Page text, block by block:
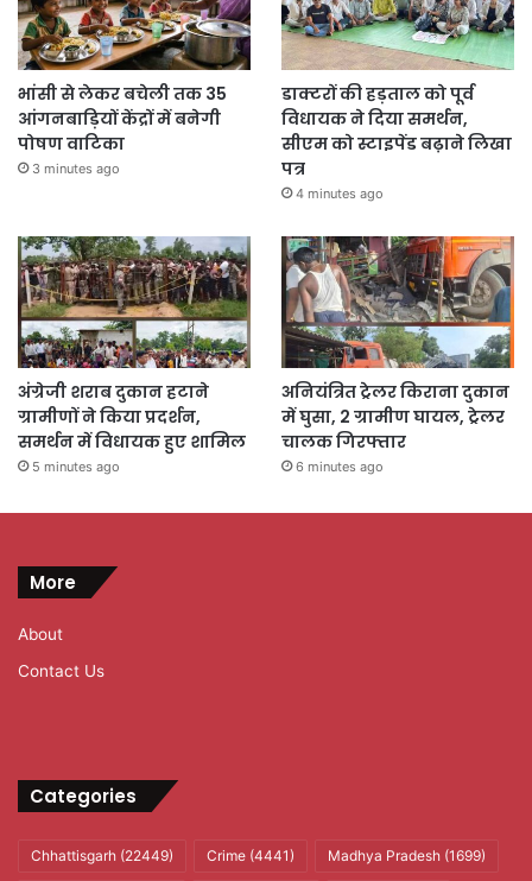
भांसी से लेकर बचेली तक 35
आंगनबाड़ियों केंद्रों में बनेगी
पोषण वाटिका
3 minutes ago
डाक्टरों की हड़ताल को पूर्व
विधायक ने दिया समर्थन,
सीएम को स्टाइपेंड बढ़ाने लिखा
पत्र
4 minutes ago
अंग्रेजी शराब दुकान हटाने
ग्रामीणों ने किया प्रदर्शन,
समर्थन में विधायक हुए शामिल
5 minutes ago
अनियंत्रित ट्रेलर किराना दुकान
में घुसा, 2 ग्रामीण घायल, ट्रेलर
चालक गिरफ्तार
6 minutes ago
More
About
Contact Us
Categories
Chhattisgarh (22449) Crime (4441) Madhya Pradesh (1699)